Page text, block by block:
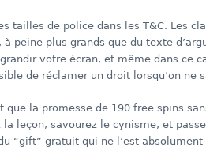
tailles de police dans les T&C. Les
peine plus grands que du texte
votre écran, et même dans ce
de réclamer un droit lorsqu’on ne
que la promesse de 190 free spins
la leçon, savourez le cynisme, et
“gift” gratuit qui ne l’est